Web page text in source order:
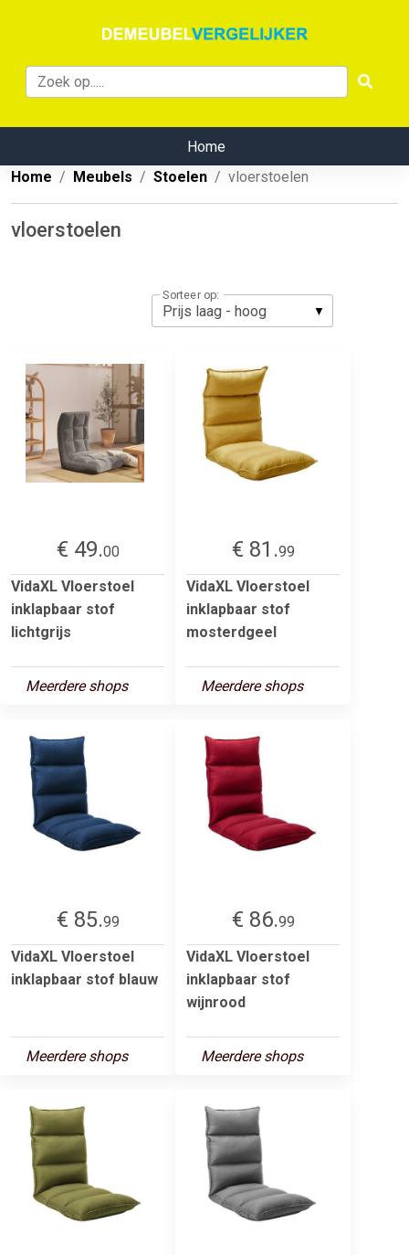
Home
Home
Meubels Stoelen vloerstoelen
vloerstoelen
Sorteer op:
€ 49.00
VidaXL Vloerstoel
inklapbaar stof
lichtgrijs
Meerdere shops
€ 81.99
VidaXL Vloerstoel
inklapbaar stof
mosterdgeel
Meerdere shops
€ 85.99
VidaXL Vloerstoel
inklapbaar stof blauw
Meerdere shops
€ 86.99
VidaXL Vloerstoel
inklapbaar stof
wijnrood
Meerdere shops